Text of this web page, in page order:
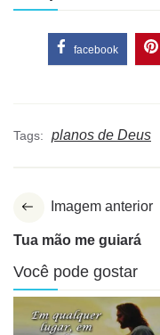
facebook
Tags: planos de Deus
Imagem anterior
Tua mão me guiará
Você pode gostar